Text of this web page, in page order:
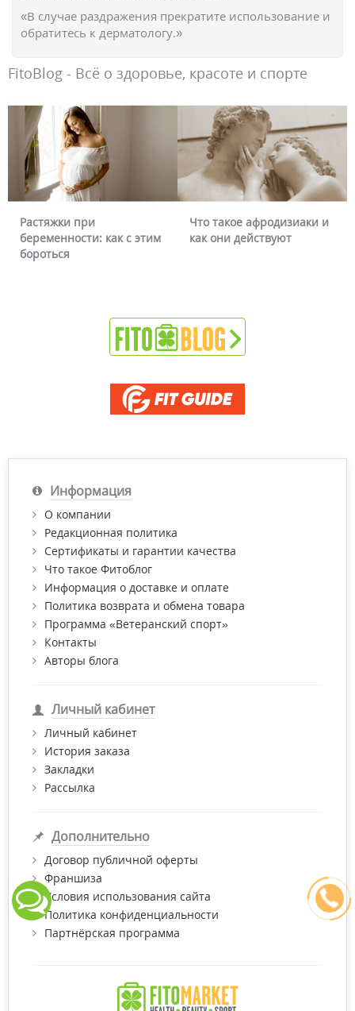
«В случае раздражения прекратите использование и
обратитесь к дерматологу.»
FitoBlog - Всё о здоровье, красоте и спорте
Растяжки при
беременности: как с этим
бороться
Что такое афродизиаки и
как они действуют
Информация
О компании
Редакционная политика
Сертификаты и гарантии качества
Что такое Фитоблог
Информация о доставке и оплате
Политика возврата и обмена товара
Программа «Ветеранский спорт»
Контакты
Авторы блога
Личный кабинет
Личный кабинет
История заказа
Закладки
Рассылка
Дополнительно
Договор публичной оферты
Франшиза
Условия использования сайта
Политика конфиденциальности
Партнёрская программа